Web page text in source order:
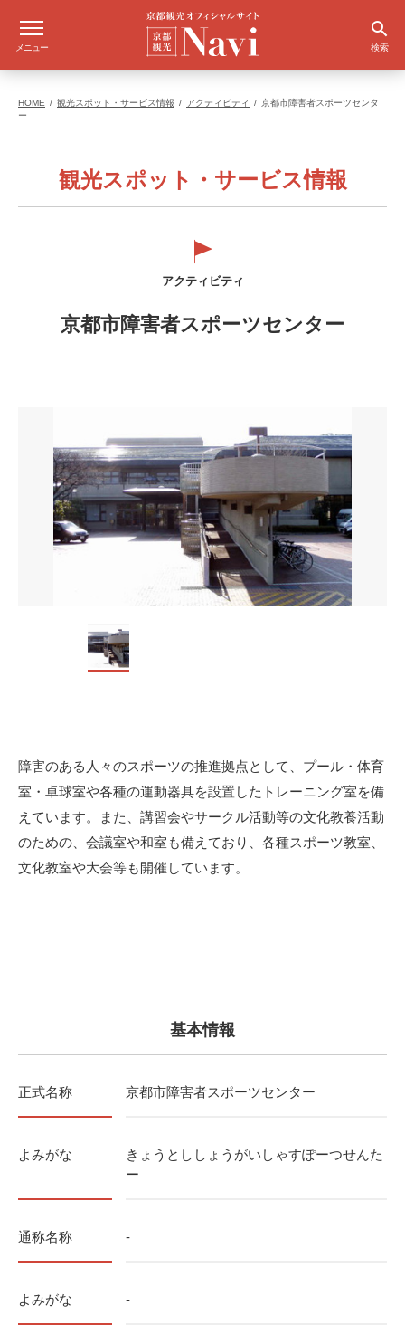
メニュー 検索
HOME 観光スポット・サービス情報 アクティビティ
京都市障害者スポーツセンタ
ー
観光スポット・サービス情報
アクティビティ
京都市障害者スポーツセンター
障害のある人々のスポーツの推進拠点として、プール・体育
室・卓球室や各種の運動器具を設置したトレーニング室を備
えています。また、講習会やサークル活動等の文化教養活動
のための、会議室や和室も備えており、各種スポーツ教室、
文化教室や大会等も開催しています。
基本情報
正式名称 京都市障害者スポーツセンター
よみがな
きょうとししょうがいしゃすぽーつせんた
ー
通称名称 -
よみがな -